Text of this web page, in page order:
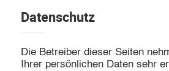
Datenschutz
Die Betreiber dieser Seiten
Ihrer persönlichen Daten sehr